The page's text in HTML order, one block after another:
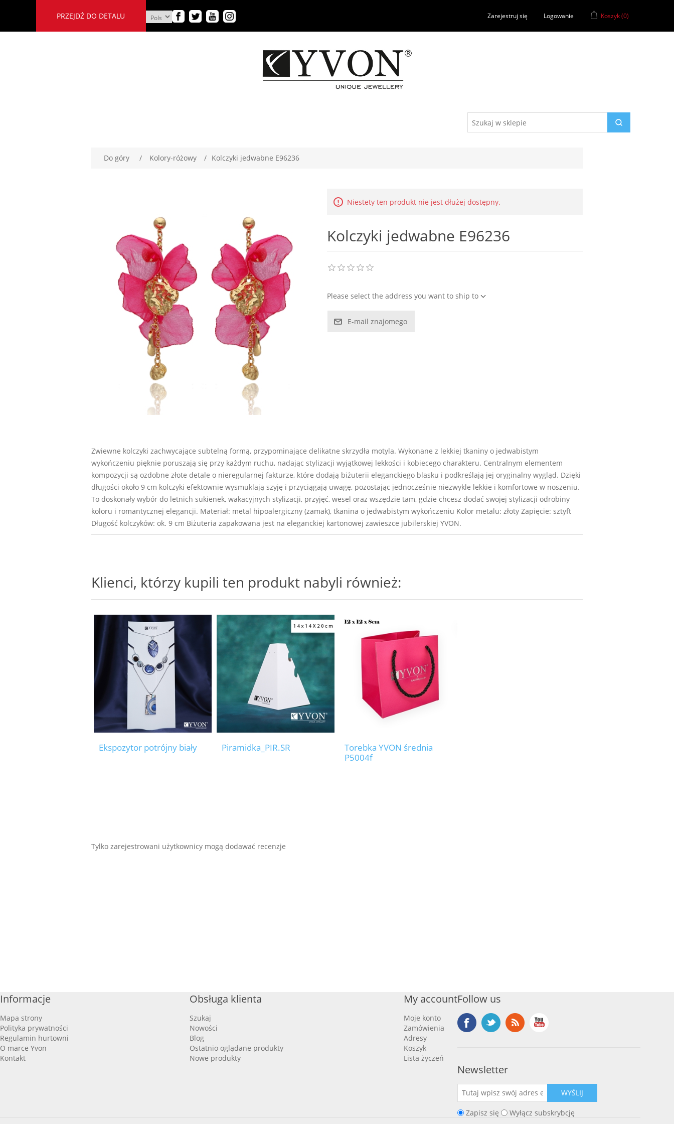
PRZEJDŹ DO DETALU Zarejestruj się Logowanie Koszyk(0)
Do góry / Kolory-różowy / Kolczyki jedwabne E96236
Niestety ten produkt nie jest dłużej dostępny.
Kolczyki jedwabne E96236
Please select the address you want to ship to
E-mail znajomego
Zwiewne kolczyki zachwycające subtelną formą, przypominające delikatne skrzydła motyla. Wykonane z lekkiej tkaniny o jedwabistym
wykończeniu pięknie poruszają się przy każdym ruchu, nadając stylizacji wyjątkowej lekkości i kobiecego charakteru. Centralnym elementem
kompozycji są ozdobne złote detale o nieregularnej fakturze, które dodają biżuterii eleganckiego blasku i podkreślają jej oryginalny wygląd. Dzięki
długości około 9 cm kolczyki efektownie wysmuklają szyję i przyciągają uwagę, pozostając jednocześnie niezwykle lekkie i komfortowe w noszeniu.
To doskonały wybór do letnich sukienek, wakacyjnych stylizacji, przyjęć, wesel oraz wszędzie tam, gdzie chcesz dodać swojej stylizacji odrobiny
koloru i romantycznej elegancji. Materiał: metal hipoalergiczny (zamak), tkanina o jedwabistym wykończeniu Kolor metalu: złoty Zapięcie: sztyft
Długość kolczyków: ok. 9 cm Biżuteria zapakowana jest na eleganckiej kartonowej zawieszce jubilerskiej YVON.
Klienci, którzy kupili ten produkt nabyli również:
Ekspozytor potrójny biały Piramidka_PIR.SR
Torebka YVON średnia
P5004f
Tylko zarejestrowani użytkownicy mogą dodawać recenzje
Informacje
Mapa strony
Polityka prywatności
Regulamin hurtowni
O marce Yvon
Kontakt
Obsługa klienta
Szukaj
Nowości
Blog
Ostatnio oglądane produkty
Nowe produkty
My account
Moje konto
Zamówienia
Adresy
Koszyk
Lista życzeń
Follow us
Newsletter
WYŚLIJ
Zapisz się Wyłącz subskrybcję